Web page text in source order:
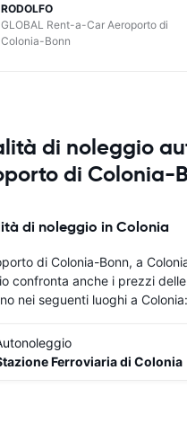
RODOLFO
GLOBAL Rent-a-Car Aeroporto di
Colonia-Bonn
di noleggio
di Colonia-
di noleggio in Colonia
di Colonia-Bonn, a
confronta anche i prezzi
nei seguenti luoghi a Colonia:
Ferroviaria di Colonia